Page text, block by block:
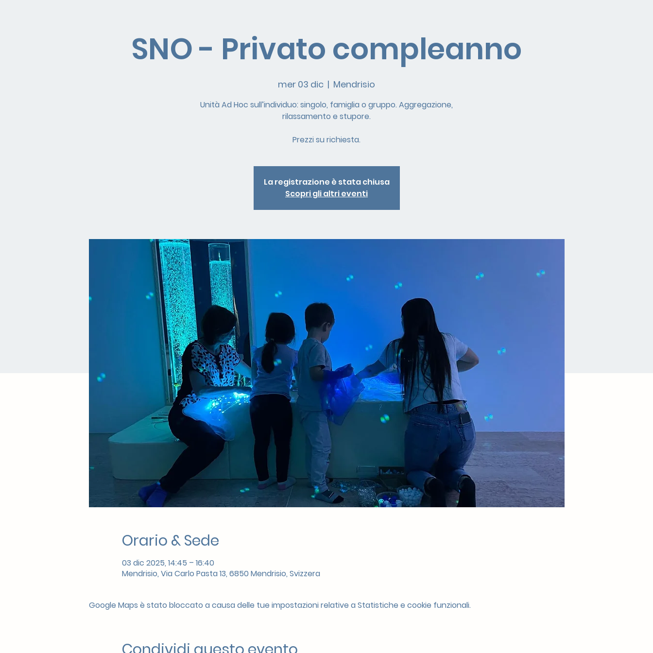
SNO - Privato compleanno
mer 03 dic
  |
Mendrisio
Unità Ad Hoc sull’individuo: singolo, famiglia o gruppo. Aggregazione,
rilassamento e stupore.
Prezzi su richiesta.
La registrazione è stata chiusa
Scopri gli altri eventi
Orario & Sede
03 dic 2025, 14:45 – 16:40
Mendrisio, Via Carlo Pasta 13, 6850 Mendrisio, Svizzera
Google Maps è stato bloccato a causa delle tue impostazioni relative a Statistiche e cookie funzionali.